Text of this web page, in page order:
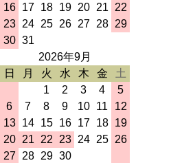
16
17 18 19 20 21
22
23
24 25 26 27 28
29
30 31
2026年9月
日
月 火 水 木 金
土
1
2 3 4
5
6
7 8 9 10 11
12
13
14 15 16 17 18
19
20
21 22 23 24 25
26
27
28 29 30